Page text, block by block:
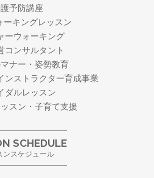
予防講座
ーキングレッスン
ーウォーキング
コンサルタント
ナー・姿勢教育
ンストラクター育成事業
ダルレッスン
スン・子育て支援
SCHEDULE
ンスケジュール